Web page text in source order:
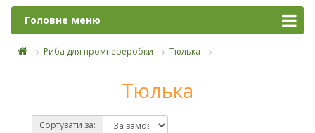
Головне меню
Риба для промпереробки Тюлька
Тюлька
Сортувати за: